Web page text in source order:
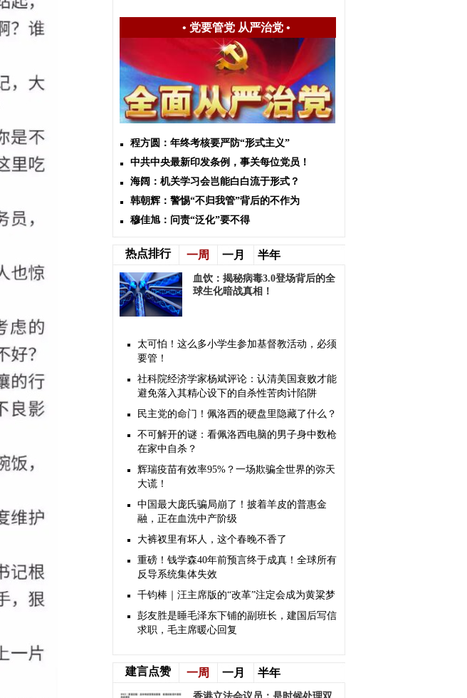
• 党要管党 从严治党•
程方圆：年终考核要严防“形式主义”
中共中央最新印发条例，事关每位党员！
海阔：机关学习会岂能白白流于形式？
韩朝辉：警惕“不归我管”背后的不作为
穆佳旭：问责“泛化”要不得
热点排行 一周 一月 半年
血饮：揭秘病毒3.0登场背后的全
球生化暗战真相！
太可怕！这么多小学生参加基督教活动，必须
要管！
社科院经济学家杨斌评论：认清美国衰败才能
避免落入其精心设下的自杀性苦肉计陷阱
民主党的命门！佩洛西的硬盘里隐藏了什么？
不可解开的谜：看佩洛西电脑的男子身中数枪
在家中自杀？
辉瑞疫苗有效率95%？一场欺骗全世界的弥天
大谎！
中国最大庞氏骗局崩了！披着羊皮的普惠金
融，正在血洗中产阶级
大裤衩里有坏人，这个春晚不香了
重磅！钱学森40年前预言终于成真！全球所有
反导系统集体失效
千钧棒｜汪主席版的“改革”注定会成为黄粱梦
彭友胜是睡毛泽东下铺的副班长，建国后写信
求职，毛主席暖心回复
建言点赞 一周 一月 半年